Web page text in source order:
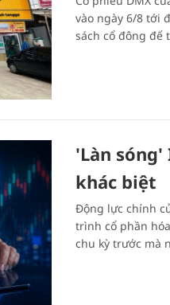
vào ngày 6/8 tới
sách cổ đông để
'Làn sóng'
khác biệt
Động lực chính
trình cổ phần
chu kỳ trước mà